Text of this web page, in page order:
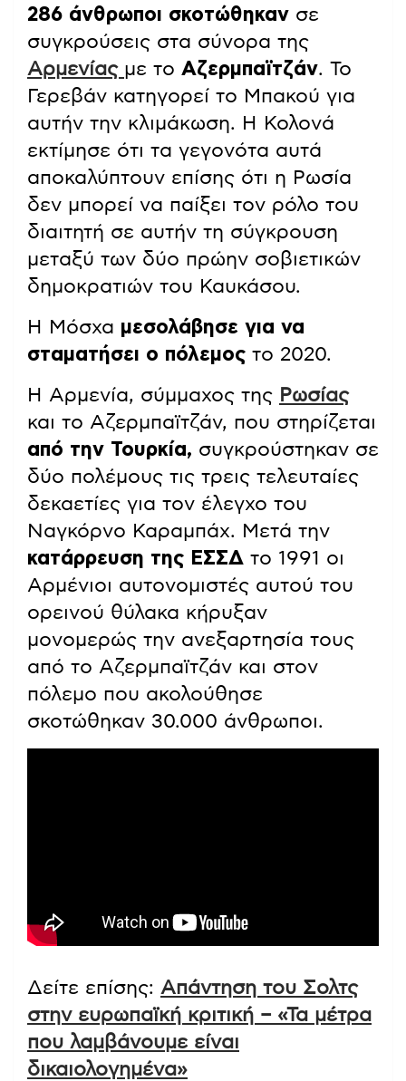
286 άνθρωποι σκοτώθηκαν σε
συγκρούσεις στα σύνορα της
Αρμενίας με το Αζερμπαϊτζάν. Το
Γερεβάν κατηγορεί το Μπακού για
αυτήν την κλιμάκωση. Η Κολονά
εκτίμησε ότι τα γεγονότα αυτά
αποκαλύπτουν επίσης ότι η Ρωσία
δεν μπορεί να παίξει τον ρόλο του
διαιτητή σε αυτήν τη σύγκρουση
μεταξύ των δύο πρώην σοβιετικών
δημοκρατιών του Καυκάσου.
Η Μόσχα μεσολάβησε για να
σταματήσει ο πόλεμος το 2020.
Η Αρμενία, σύμμαχος της Ρωσίας
και το Αζερμπαϊτζάν, που στηρίζεται
από την Τουρκία, συγκρούστηκαν σε
δύο πολέμους τις τρεις τελευταίες
δεκαετίες για τον έλεγχο του
Ναγκόρνο Καραμπάχ. Μετά την
κατάρρευση της ΕΣΣΔ το 1991 οι
Αρμένιοι αυτονομιστές αυτού του
ορεινού θύλακα κήρυξαν
μονομερώς την ανεξαρτησία τους
από το Αζερμπαϊτζάν και στον
πόλεμο που ακολούθησε
σκοτώθηκαν 30.000 άνθρωποι.
Δείτε επίσης: Απάντηση του Σολτς
στην ευρωπαϊκή κριτική – «Τα μέτρα
που λαμβάνουμε είναι
δικαιολογημένα»